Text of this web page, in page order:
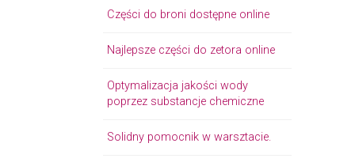
Części do broni dostępne online
Najlepsze części do zetora online
Optymalizacja jakości wody
poprzez substancje chemiczne
Solidny pomocnik w warsztacie.